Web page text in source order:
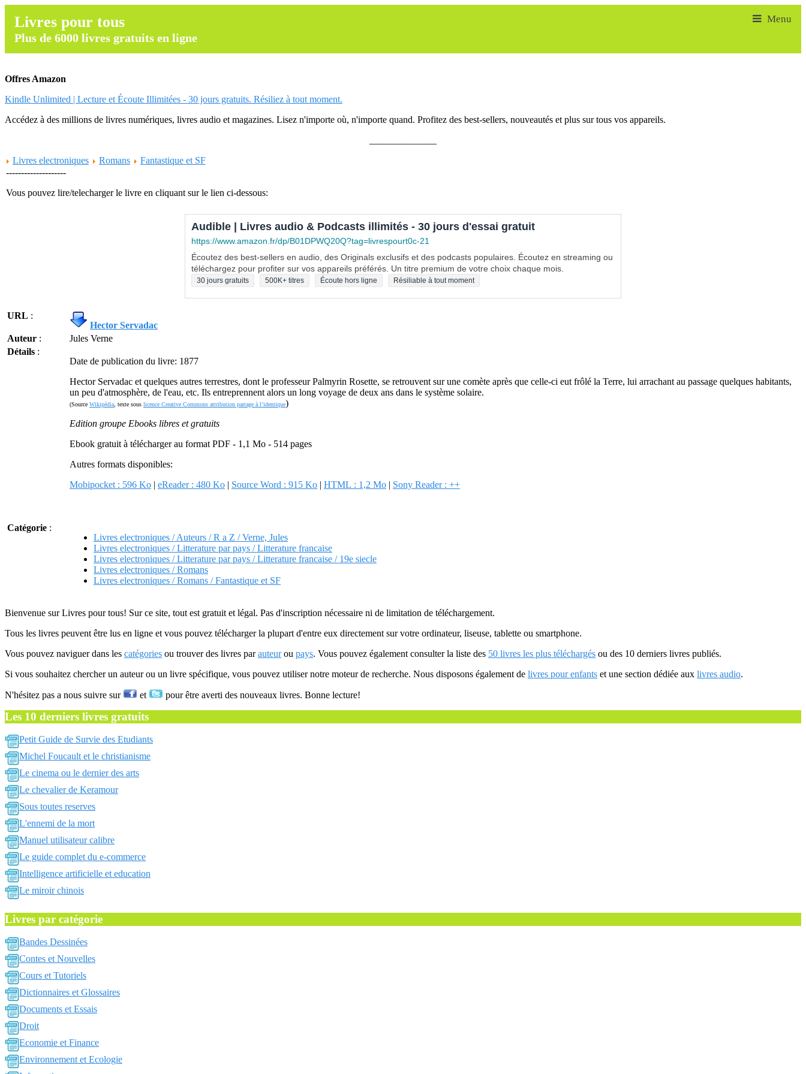
Livres pour tous
Plus de 6000 livres gratuits en ligne
Offres Amazon
Kindle Unlimited | Lecture et Écoute Illimitées - 30 jours gratuits. Résiliez à tout moment.
Accédez à des millions de livres numériques, livres audio et magazines. Lisez n'importe où, n'importe quand. Profitez des best-sellers, nouveautés et plus sur tous vos appareils.
Livres electroniques
Romans
Fantastique et SF
--------------------
Vous pouvez lire/telecharger le livre en cliquant sur le lien ci-dessous:
Audible | Livres audio & Podcasts illimités - 30 jours d'essai gratuit
https://www.amazon.fr/dp/B01DPWQ20Q?tag=livrespourt0c-21
Écoutez des best-sellers en audio, des Originals exclusifs et des podcasts populaires. Écoutez en streaming ou
téléchargez pour profiter sur vos appareils préférés. Un titre premium de votre choix chaque mois.
30 jours gratuits 500K+ titres Écoute hors ligne Résiliable à tout moment
URL :
Hector Servadac
Auteur :
Jules Verne
Détails :
Date de publication du livre: 1877
Hector Servadac et quelques autres terrestres, dont le professeur Palmyrin Rosette, se retrouvent sur une comète après que celle-ci eut frôlé la Terre, lui arrachant au passage quelques habitants,
un peu d'atmosphère, de l'eau, etc. Ils entreprennent alors un long voyage de deux ans dans le système solaire.
(Source Wikipédia , texte sous licence Creative Commons attribution partage à l’identique)
Edition groupe Ebooks libres et gratuits
Ebook gratuit à télécharger au format PDF - 1,1 Mo - 514 pages
Autres formats disponibles:
Mobipocket : 596 Ko | eReader : 480 Ko | Source Word : 915 Ko | HTML : 1,2 Mo | Sony Reader : ++
Catégorie :
Livres electroniques / Auteurs / R a Z / Verne, Jules
Livres electroniques / Litterature par pays / Litterature francaise
Livres electroniques / Litterature par pays / Litterature francaise / 19e siecle
Livres electroniques / Romans
Livres electroniques / Romans / Fantastique et SF
Bienvenue sur Livres pour tous! Sur ce site, tout est gratuit et légal. Pas d'inscription nécessaire ni de limitation de téléchargement.
Tous les livres peuvent être lus en ligne et vous pouvez télécharger la plupart d'entre eux directement sur votre ordinateur, liseuse, tablette ou smartphone.
Vous pouvez naviguer dans les catégories ou trouver des livres parauteurou pays. Vous pouvez également consulter la liste des 50 livres les plus téléchargés ou des 10 derniers livres publiés.
Si vous souhaitez chercher un auteur ou un livre spécifique, vous pouvez utiliser notre moteur de recherche. Nous disposons également de livres pour enfants et une section dédiée aux livres audio.
N'hésitez pas a nous suivre sur et pour être averti des nouveaux livres. Bonne lecture!
Les 10 derniers livres gratuits
Petit Guide de Survie des Etudiants
Michel Foucault et le christianisme
Le cinema ou le dernier des arts
Le chevalier de Keramour
Sous toutes reserves
L'ennemi de la mort
Manuel utilisateur calibre
Le guide complet du e-commerce
Intelligence artificielle et education
Le miroir chinois
Livres par catégorie
Bandes Dessinées
Contes et Nouvelles
Cours et Tutoriels
Dictionnaires et Glossaires
Documents et Essais
Droit
Economie et Finance
Environnement et Ecologie